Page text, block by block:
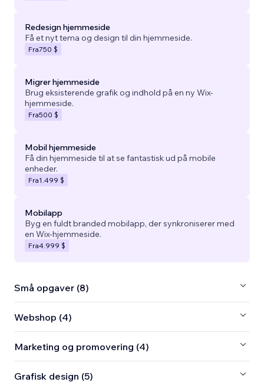
Redesign hjemmeside
Få et nyt tema og design til din hjemmeside.
Fra750 $
Migrer hjemmeside
Brug eksisterende grafik og indhold på en ny Wix-
hjemmeside.
Fra500 $
Mobil hjemmeside
Få din hjemmeside til at se fantastisk ud på mobile
enheder.
Fra1.499 $
Mobilapp
Byg en fuldt branded mobilapp, der synkroniserer med
en Wix-hjemmeside.
Fra4.999 $
Små opgaver (8)
Webshop (4)
Marketing og promovering (4)
Grafisk design (5)